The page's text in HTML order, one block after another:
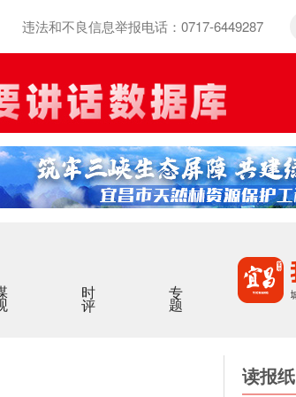
违法和不良信息举报电话：0717-6449287
时评 专题
读报纸